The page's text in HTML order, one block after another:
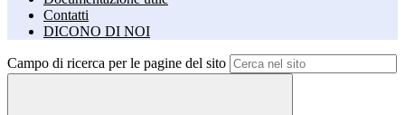
Contatti
DICONO DI NOI
Campo di ricerca per le pagine del sito